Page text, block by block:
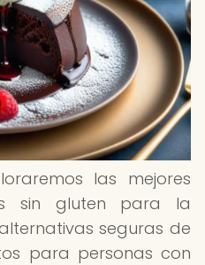
las mejores
sin gluten para la
seguras de
para personas con